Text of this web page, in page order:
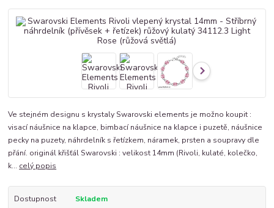
Ve stejném designu s krystaly Swarovski elements je možno koupit :
visací náušnice na klapce, bimbací náušnice na klapce i puzetě, náušnice
pecky na puzety, náhrdelník s řetízkem, náramek, prsten a soupravy dle
přání. originál křišťál Swarovski : velikost 14mm (Rivoli, kulaté, kolečko,
k... celý popis
Dostupnost Skladem